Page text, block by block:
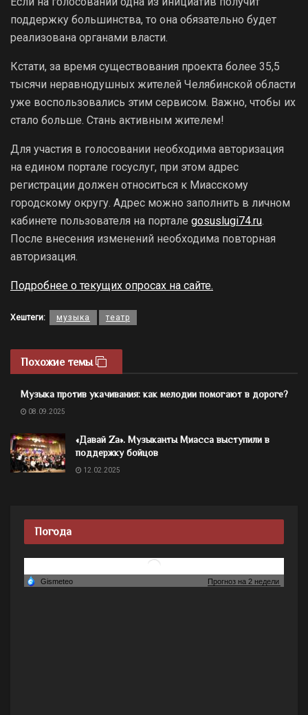
поддержку большинства, то она обязательно будет
реализована органами власти.
Кстати, за время существования проекта более 35,5
тысячи неравнодушных жителей Челябинской области
уже воспользовались этим сервисом. Важно, чтобы их
стало больше. Стань активным жителем!
Для участия в голосовании необходима авторизация
на едином портале госуслуг, при этом адрес
регистрации должен относиться к Миасскому
городскому округу. Адрес можно заполнить в личном
кабинете пользователя на портале gosuslugi74.ru.
После внесения изменений необходима повторная
авторизация.
Подробнее о текущих опросах на сайте.
Хештеги: музыка театр
Похожие темы
Музыка против укачивания: как мелодии помогают в дороге?
08.09.2025
«Давай Zа». Музыканты Миасса выступили в
поддержку бойцов
12.02.2025
Погода